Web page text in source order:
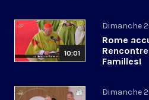
10:01
Dimanche
Rome
Familles!
Dimanche